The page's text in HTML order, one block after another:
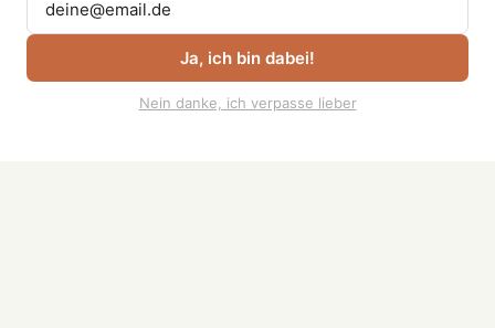
Rechtliches
Impressum
Ja, ich bin dabei!
Nein danke, ich verpasse lieber